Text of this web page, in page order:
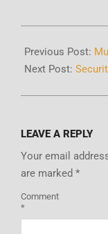
Previous Post:
Next Post:
LEAVE A REPLY
Your email
are marked *
Comment
*